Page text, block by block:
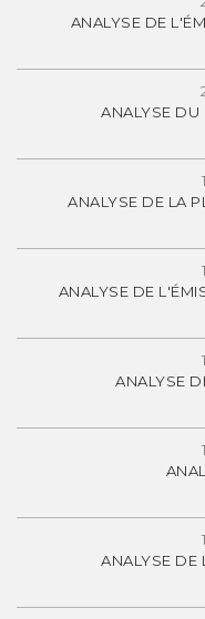
ANALYSE DE
ANALYSE
ANALYSE DE LA
ANALYSE DE
ANALYSE
ANALYSE DE